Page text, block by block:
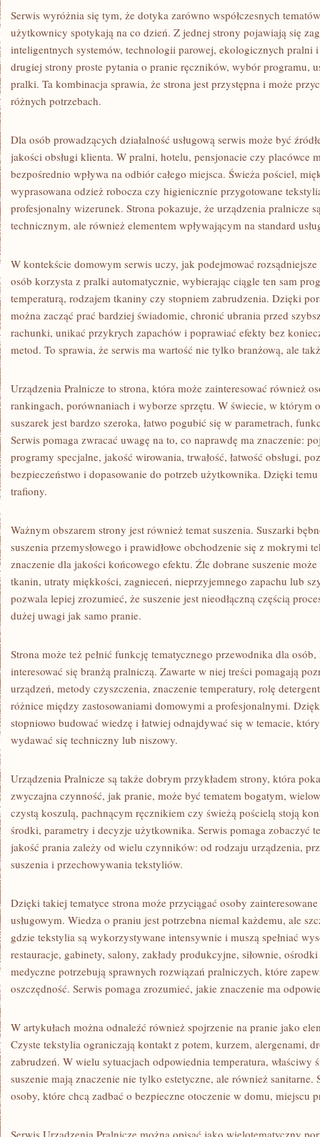
Serwis wyróżnia się tym, że dotyka zarówno współczesnych
użytkownicy spotykają na co dzień. Z jednej strony pojawiają się
inteligentnych systemów, technologii parowej, ekologicznych pralni
drugiej strony proste pytania o pranie ręczników, wybór programu,
pralki. Ta kombinacja sprawia, że strona jest przystępna i może
różnych potrzebach.
Dla osób prowadzących działalność usługową serwis może być
jakości obsługi klienta. W pralni, hotelu, pensjonacie czy placówce
bezpośrednio wpływa na odbiór całego miejsca. Świeża pościel,
wyprasowana odzież robocza czy higienicznie przygotowane
profesjonalny wizerunek. Strona pokazuje, że urządzenia pralnicze
technicznym, ale również elementem wpływającym na standard
W kontekście domowym serwis uczy, jak podejmować
osób korzysta z pralki automatycznie, wybierając ciągle ten sam
temperaturą, rodzajem tkaniny czy stopniem zabrudzenia. Dzięki
można zacząć prać bardziej świadomie, chronić ubrania przed
rachunki, unikać przykrych zapachów i poprawiać efekty bez
metod. To sprawia, że serwis ma wartość nie tylko branżową, ale
Urządzenia Pralnicze to strona, która może zainteresować również
rankingach, porównaniach i wyborze sprzętu. W świecie, w którym
suszarek jest bardzo szeroka, łatwo pogubić się w parametrach,
Serwis pomaga zwracać uwagę na to, co naprawdę ma znaczenie:
programy specjalne, jakość wirowania, trwałość, łatwość obsługi,
bezpieczeństwo i dopasowanie do potrzeb użytkownika. Dzięki
trafiony.
Ważnym obszarem strony jest również temat suszenia. Suszarki
suszenia przemysłowego i prawidłowe obchodzenie się z mokrymi
znaczenie dla jakości końcowego efektu. Źle dobrane suszenie
tkanin, utraty miękkości, zagnieceń, nieprzyjemnego zapachu lub
pozwala lepiej zrozumieć, że suszenie jest nieodłączną częścią
dużej uwagi jak samo pranie.
Strona może też pełnić funkcję tematycznego przewodnika dla
interesować się branżą pralniczą. Zawarte w niej treści pomagają
urządzeń, metody czyszczenia, znaczenie temperatury, rolę
różnice między zastosowaniami domowymi a profesjonalnymi.
stopniowo budować wiedzę i łatwiej odnajdywać się w temacie,
wydawać się techniczny lub niszowy.
Urządzenia Pralnicze są także dobrym przykładem strony, która
zwyczajna czynność, jak pranie, może być tematem bogatym,
czystą koszulą, pachnącym ręcznikiem czy świeżą pościelą stoją
środki, parametry i decyzje użytkownika. Serwis pomaga zobaczyć
jakość prania zależy od wielu czynników: od rodzaju urządzenia,
suszenia i przechowywania tekstyliów.
Dzięki takiej tematyce strona może przyciągać osoby
usługowym. Wiedza o praniu jest potrzebna niemal każdemu, ale
gdzie tekstylia są wykorzystywane intensywnie i muszą spełniać
restauracje, gabinety, salony, zakłady produkcyjne, siłownie,
medyczne potrzebują sprawnych rozwiązań pralniczych, które
oszczędność. Serwis pomaga zrozumieć, jakie znaczenie ma
W artykułach można odnaleźć również spojrzenie na pranie jako
Czyste tekstylia ograniczają kontakt z potem, kurzem, alergenami,
zabrudzeń. W wielu sytuacjach odpowiednia temperatura, właściwy
suszenie mają znaczenie nie tylko estetyczne, ale również sanitarne.
osoby, które chcą zadbać o bezpieczne otoczenie w domu, miejscu
Serwis Urządzenia Pralnicze można opisać jako wielotematyczny